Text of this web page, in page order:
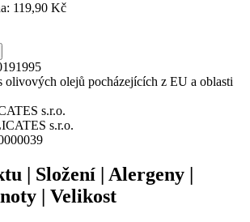
119,90 Kč
olivových olejů pocházejících z EU a oblasti
s.r.o.
s.r.o.
| Složení | Alergeny |
| Velikost